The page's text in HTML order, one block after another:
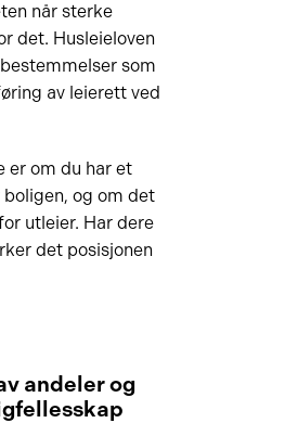
når sterke
det. Husleieloven
som
av leierett ved
er om du har et
og om det
utleier. Har dere
det posisjonen
andeler og